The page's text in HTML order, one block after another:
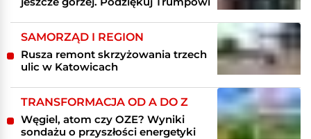
SAMORZĄD I REGION
Rusza remont skrzyżowania trzech
ulic w Katowicach
TRANSFORMACJA OD A DO Z
Węgiel, atom czy OZE? Wyniki
sondażu o przyszłości energetyki